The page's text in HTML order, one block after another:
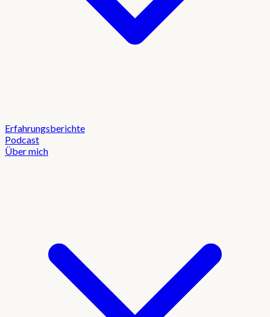
Erfahrungsberichte
Podcast
Über mich